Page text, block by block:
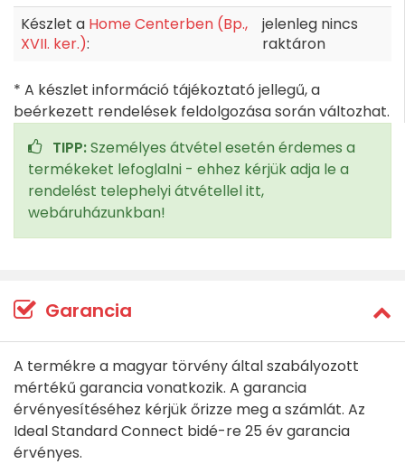
Készlet a Home Centerben (Bp.,
XVII. ker.):
jelenleg nincs
raktáron
* A készlet információ tájékoztató jellegű, a
beérkezett rendelések feldolgozása során változhat.
TIPP:Személyes átvétel esetén érdemes a
termékeket lefoglalni - ehhez kérjük adja le a
rendelést telephelyi átvétellel itt,
webáruházunkban!
Garancia
A termékre a magyar törvény által szabályozott
mértékű garancia vonatkozik. A garancia
érvényesítéséhez kérjük őrizze meg a számlát. Az
Ideal Standard Connect bidé-re 25 év garancia
érvényes.